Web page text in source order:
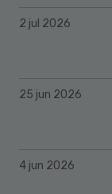
2 jul 2026
25 jun 2026
4 jun 2026